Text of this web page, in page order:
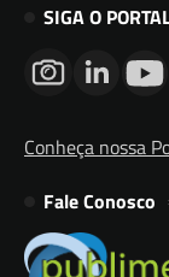
SIGA O
Conheça nossa
Fale Conosco